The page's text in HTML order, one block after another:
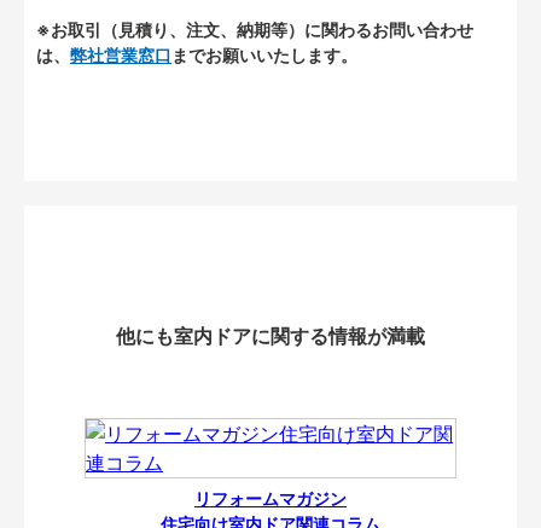
※お取引（見積り、注文、納期等）に関わるお問い合わせ
は、 弊社営業窓口 までお願いいたします。
他にも室内ドアに関する情報が満載
リフォームマガジン